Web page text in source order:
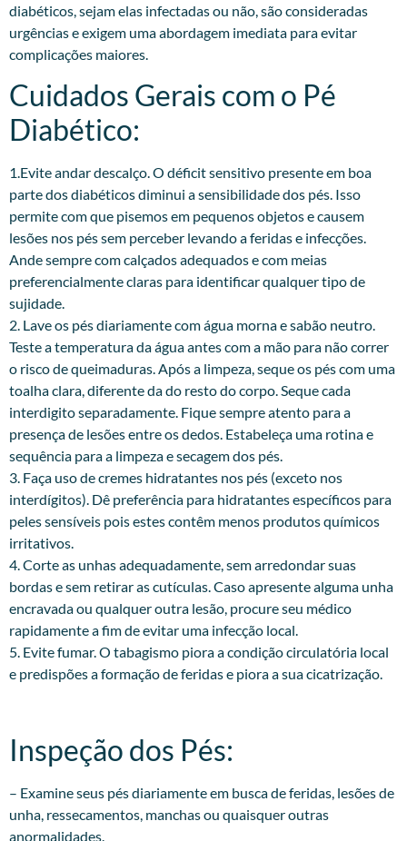
diabéticos, sejam elas infectadas ou não, são consideradas
urgências e exigem uma abordagem imediata para evitar
complicações maiores.
Cuidados Gerais com o Pé
Diabético:
1.Evite andar descalço. O déficit sensitivo presente em boa
parte dos diabéticos diminui a sensibilidade dos pés. Isso
permite com que pisemos em pequenos objetos e causem
lesões nos pés sem perceber levando a feridas e infecções.
Ande sempre com calçados adequados e com meias
preferencialmente claras para identificar qualquer tipo de
sujidade.
2. Lave os pés diariamente com água morna e sabão neutro.
Teste a temperatura da água antes com a mão para não correr
o risco de queimaduras. Após a limpeza, seque os pés com uma
toalha clara, diferente da do resto do corpo. Seque cada
interdigito separadamente. Fique sempre atento para a
presença de lesões entre os dedos. Estabeleça uma rotina e
sequência para a limpeza e secagem dos pés.
3. Faça uso de cremes hidratantes nos pés (exceto nos
interdígitos). Dê preferência para hidratantes específicos para
peles sensíveis pois estes contêm menos produtos químicos
irritativos.
4. Corte as unhas adequadamente, sem arredondar suas
bordas e sem retirar as cutículas. Caso apresente alguma unha
encravada ou qualquer outra lesão, procure seu médico
rapidamente a fim de evitar uma infecção local.
5. Evite fumar. O tabagismo piora a condição circulatória local
e predispões a formação de feridas e piora a sua cicatrização.
Inspeção dos Pés:​
– Examine seus pés diariamente em busca de feridas, lesões de
unha, ressecamentos, manchas ou quaisquer outras
anormalidades.